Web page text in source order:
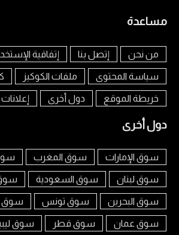
مساعدة
من نحن إتصل بنا إتفاقية
سياسة المحتوى ملفات الكوكيز
خريطة الموقع دول أخرى
دول أخرى
سوق الإمارات سوق المغرب
سوق لبنان سوق السعودية سوق
سوق البحرين سوق تونس سوق
سوق عمان سوق قطر سوق